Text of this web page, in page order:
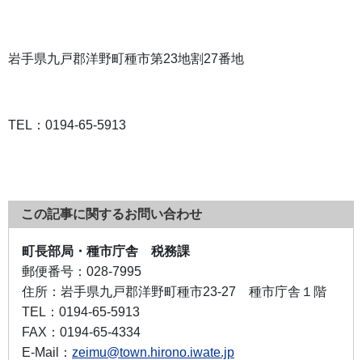
岩手県九戸郡洋野町種市第23地割 27番地
TEL ： 0194-65-5913
この記事に関するお問い合わせ
町長部局・種市庁舎 税務課
郵便番号： 028-7995
住所： 岩手県九戸郡洋野町種市23-27 種市庁舎１階
TEL： 0194-65-5913
FAX： 0194-65-4334
E-Mail： zeimu@town.hirono.iwate.jp